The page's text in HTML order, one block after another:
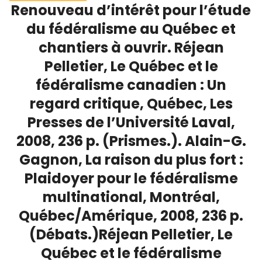
Scholarly Works
About
Renouveau d’intérêt pour l’étude
du fédéralisme au Québec et
chantiers à ouvrir. Réjean
Pelletier, Le Québec et le
fédéralisme canadien : Un
regard critique, Québec, Les
Presses de l’Université Laval,
2008, 236 p. (Prismes.). Alain-G.
Gagnon, La raison du plus fort :
Plaidoyer pour le fédéralisme
multinational, Montréal,
Québec/Amérique, 2008, 236 p.
(Débats.)Réjean Pelletier, Le
Québec et le fédéralisme